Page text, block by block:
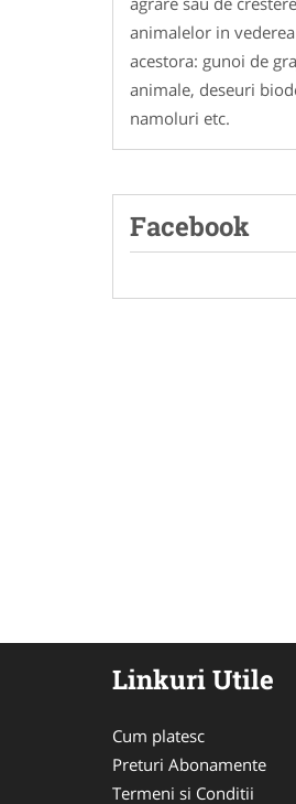
animalelor in
acestora: gunoi de
animale, deseuri
namoluri etc.
Facebook
Linkuri Utile
Cum platesc
Preturi Abonamente
Termeni si Conditii